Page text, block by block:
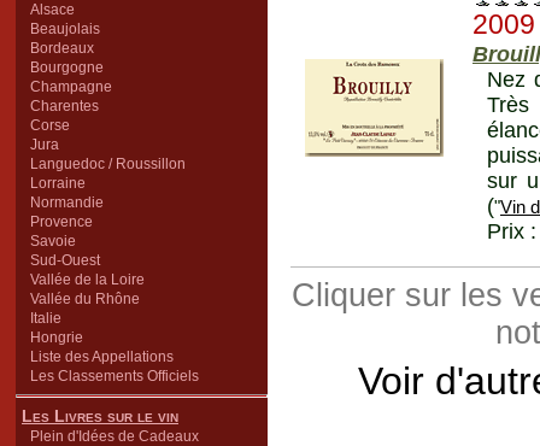
Alsace
Beaujolais
Bordeaux
Bourgogne
Champagne
Charentes
Corse
Jura
Languedoc / Roussillon
Lorraine
Normandie
Provence
Savoie
Sud-Ouest
Vallée de la Loire
Vallée du Rhône
Italie
Hongrie
Liste des Appellations
Les Classements Officiels
Les Livres sur le vin
Plein d'Idées de Cadeaux
2009
Nez
sur
("Vin
Prix
Cliquer sur les
Voir